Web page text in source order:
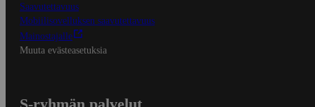
Saavutettavuus
Mobiilisovelluksen saavutettavuus
Mainostajalle
Muuta evästeasetuksia